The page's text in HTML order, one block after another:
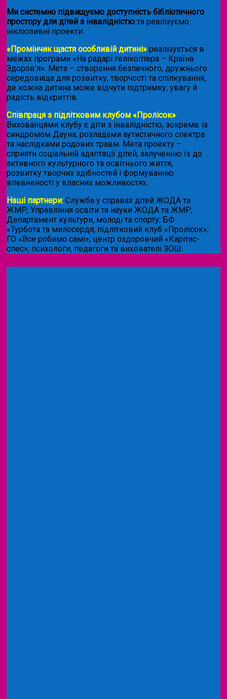
Ми системно підвищуємо доступність бібліотечного
простору для дітей з інвалідністю та реалізуємо
інклюзивні проекти:
«Промінчик щастя особливій дитині» реалізується в
межах програми «На радарі гелікоптера – Країна
Здоров’я». Мета – створення безпечного, дружнього
середовища для розвитку, творчості та спілкування,
де кожна дитина може відчути підтримку, увагу й
радість відкриттів.
Співпраця з підлітковим клубом «Пролісок».
Вихованцями клубу є діти з інвалідністю, зокрема: із
синдромом Дауна, розладами аутистичного спектра
та наслідками родових травм. Мета проекту –
сприяти соціальній адаптації дітей, залученню їх до
активного культурного та освітнього життя,
розвитку творчих здібностей і формуванню
впевненості у власних можливостях.
Наші партнери: Служба у справах дітей ЖОДА та
ЖМР; Управління освіти та науки ЖОДА та ЖМР;
Департамент культури, молоді та спорту; БФ
«Турбота та милосердя; підлітковий клуб «Пролісок»;
ГО «Все робимо самі»; центр оздоровчий «Карітас-
спес»; психологи, педагоги та вихователі ЗОШ.